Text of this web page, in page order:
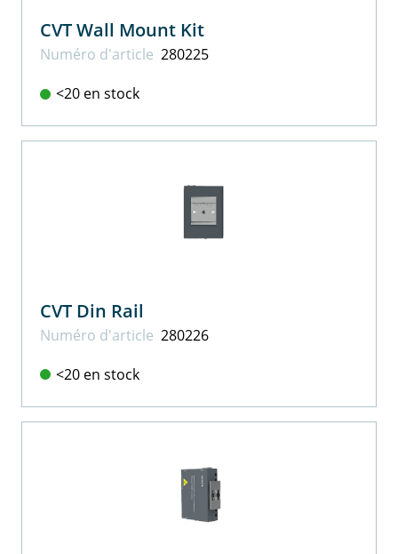
CVT Wall Mount Kit
Numéro d'article 280225
<20 en stock
CVT Din Rail
Numéro d'article 280226
<20 en stock